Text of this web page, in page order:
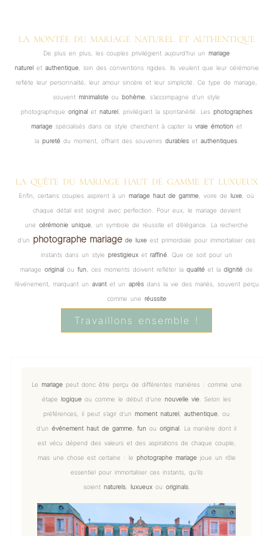
LA MONTÉE DU MARIAGE NATUREL ET AUTHENTIQUE
De plus en plus, les couples privilégient aujourd’hui un mariage
naturelet authentique, loin des conventions rigides. Ils veulent que leur cérémonie
reflète leur personnalité, leur amour sincère et leur simplicité. Ce type de mariage,
souvent minimaliste ou bohème , s’accompagne d’un style
photographique original et naturel , privilégiant la spontanéité. Les photographes
mariage spécialisés dans ce style cherchent à capter la vraie émotion et
la puretédu moment, offrant des souvenirs durableset authentiques.
LA QUÊTE DU MARIAGE HAUT DE GAMME ET LUXUEUX
Enfin, certains couples aspirent à un mariage haut de gamme , voire de luxe , où
chaque détail est soigné avec perfection. Pour eux, le mariage devient
une cérémonie unique , un symbole de réussite et d’élégance. La recherche
d’un photographe mariagede luxe est primordiale pour immortaliser ces
instants dans un style prestigieux et raffiné . Que ce soit pour un
mariage original ou fun , ces moments doivent refléter la qualité et la dignité de
l’événement, marquant un avantet un aprèsdans la vie des mariés, souvent perçu
comme une réussite
Travaillons ensemble !
Le mariagepeut donc être perçu de différentes manières : comme une
étape logique ou comme le début d’une nouvelle vie. Selon les
préférences, il peut s’agir d’un moment naturel, authentique, ou
d’un événement haut de gamme, fun ou original. La manière dont il
est vécu dépend des valeurs et des aspirations de chaque couple,
mais une chose est certaine : le photographe mariagejoue un rôle
essentiel pour immortaliser ces instants, qu’ils
soient naturels, luxueuxou originals.